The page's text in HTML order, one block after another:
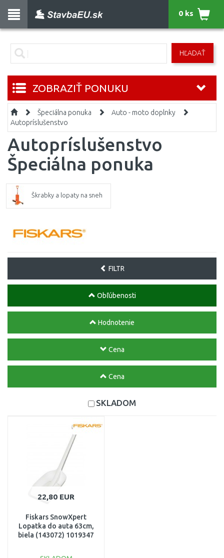
HĽADAŤ
0 ks
ZOBRAZIŤ PONUKU
Špeciálna ponuka
Auto - moto doplnky
Autopríslušenstvo
Autopríslušenstvo
Špeciálna ponuka
Škrabky a lopaty na sneh
FILTR
Obľúbenosti
Hodnotenie
Cena
Cena
SKLADOM
22,80 EUR
Fiskars SnowXpert
Lopatka do auta 63cm,
biela (143072) 1019347